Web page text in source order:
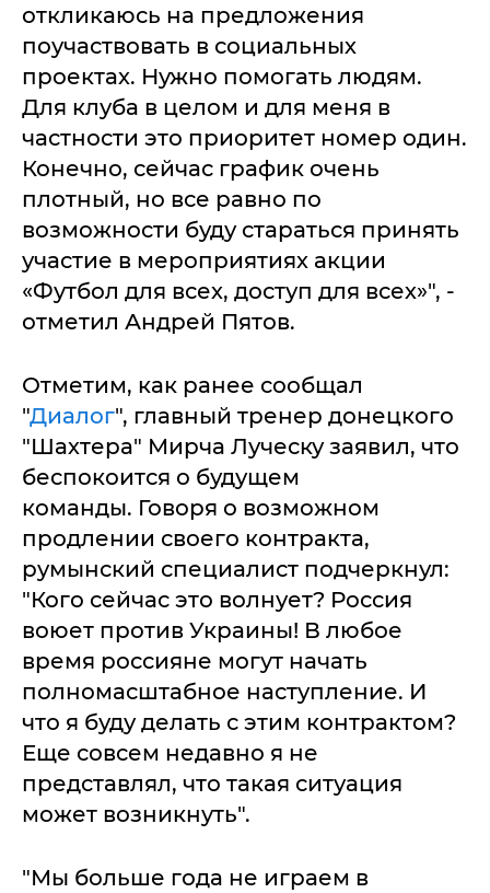
откликаюсь на предложения
поучаствовать в социальных
проектах. Нужно помогать людям.
Для клуба в целом и для меня в
частности это приоритет номер один.
Конечно, сейчас график очень
плотный, но все равно по
возможности буду стараться принять
участие в мероприятиях акции
«Футбол для всех, доступ для всех»", -
отметил Андрей Пятов.
Отметим, как ранее сообщал
"Диалог", главный тренер донецкого
"Шахтера" Мирча Луческу заявил, что
беспокоится о будущем
команды. Говоря о возможном
продлении своего контракта,
румынский специалист подчеркнул:
"Кого сейчас это волнует? Россия
воюет против Украины! В любое
время россияне могут начать
полномасштабное наступление. И
что я буду делать с этим контрактом?
Еще совсем недавно я не
представлял, что такая ситуация
может возникнуть".
"Мы больше года не играем в